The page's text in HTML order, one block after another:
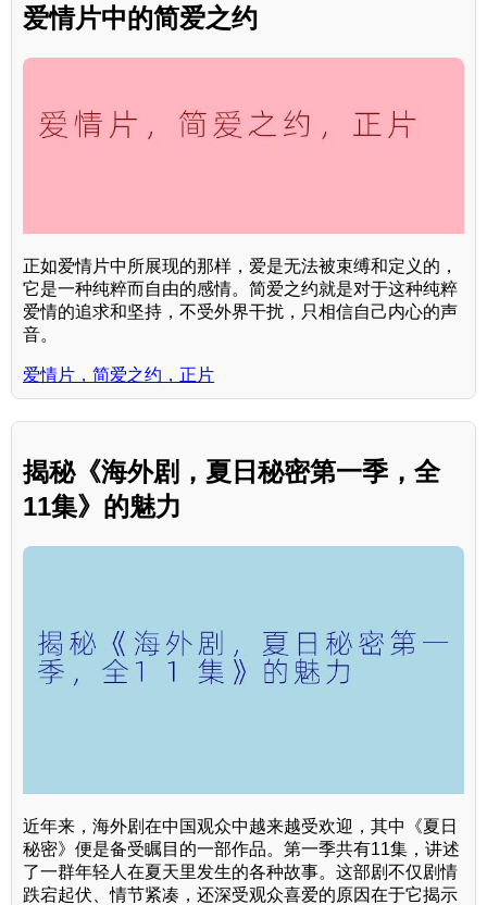
爱情片中的简爱之约
正如爱情片中所展现的那样，爱是无法被束缚和定义的，
它是一种纯粹而自由的感情。简爱之约就是对于这种纯粹
爱情的追求和坚持，不受外界干扰，只相信自己内心的声
音。
爱情片，简爱之约，正片
揭秘《海外剧，夏日秘密第一季，全
11集》的魅力
近年来，海外剧在中国观众中越来越受欢迎，其中《夏日
秘密》便是备受瞩目的一部作品。第一季共有11集，讲述
了一群年轻人在夏天里发生的各种故事。这部剧不仅剧情
跌宕起伏、情节紧凑，还深受观众喜爱的原因在于它揭示